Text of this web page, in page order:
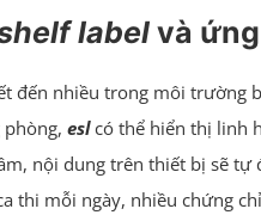
labelvà
đến nhiều trong môi trường
eslcó thể hiển thị linh
nội dung trên thiết bị sẽ
thi mỗi ngày, nhiều chứng